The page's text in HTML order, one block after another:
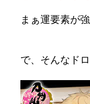
まぁ運要素が
で、そんなド